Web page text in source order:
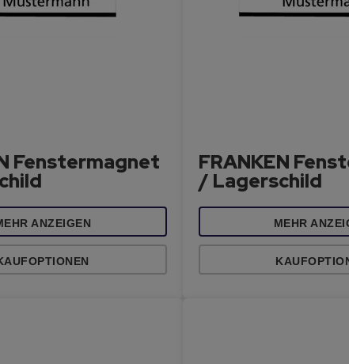
Fenstermagnet
ANZEIGEN
FRANKEN
/ Lagerschild
MEHR